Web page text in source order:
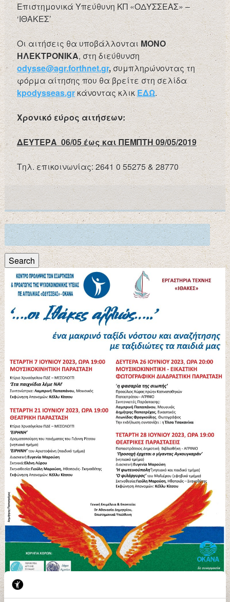
Επιστημονικά Υπεύθυνη ΚΠ «ΟΔΥΣΣΕΑΣ» –
‘ΙΘΑΚΕΣ’
Οι αιτήσεις θα υποβάλλονταιΜΟΝΟ
ΗΛΕΚΤΡΟΝΙΚΑ, στη διεύθυνση
odysse@agr.forthnet.gr,συμπληρώνοντας τη
φόρμα αίτησης που θα βρείτε στη σελίδα
kpodysseas.grκάνοντας κλικΕΔΩ.
Χρονικό εύρος αιτήσεων:
ΔΕΥΤΕΡΑ 06/05 έως και ΠΕΜΠΤΗ 09/05/2019
Τηλ. επικοινωνίας: 2641 0 55275 & 28770
Search
for:
Search